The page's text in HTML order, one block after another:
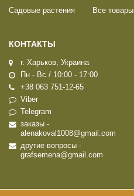
Садовые растения
Все товары
КОНТАКТЫ
г. Харьков, Украина
Пн - Вс / 10:00 - 17:00
+38 063 751-12-65
Viber
Telegram
заказы -
alenakoval1008@gmail.com
другие вопросы -
grafsemena@gmail.com